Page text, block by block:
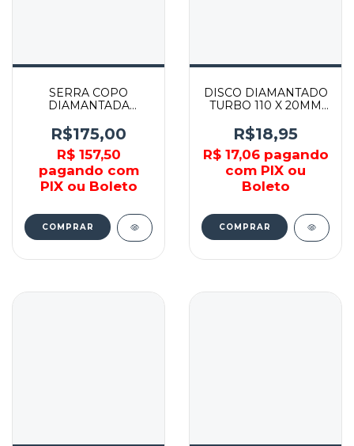
SERRA COPO
DIAMANTADA
61899 - CORTAG
R$175,00
R$ 157,50
pagando com
PIX ou Boleto
COMPRAR
DISCO DIAMANTADO
TURBO 110 X 20MM
70184693466 -
NORTON
R$18,95
R$ 17,06pagando
com PIX ou
Boleto
COMPRAR